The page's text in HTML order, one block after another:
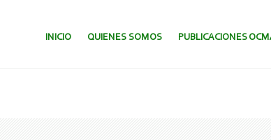
SALTAR AL CONTENIDO.
INICIO QUIENES SOMOS PUBLICACIONES